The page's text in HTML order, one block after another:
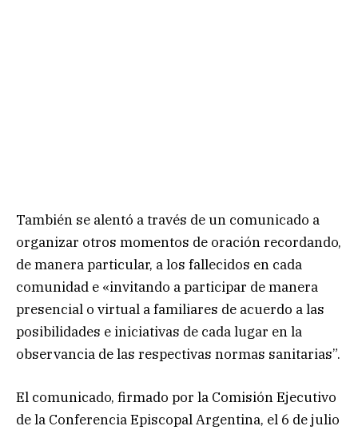
También se alentó a través de un comunicado a
organizar otros momentos de oración recordando,
de manera particular, a los fallecidos en cada
comunidad e «invitando a participar de manera
presencial o virtual a familiares de acuerdo a las
posibilidades e iniciativas de cada lugar en la
observancia de las respectivas normas sanitarias”.
El comunicado, firmado por la Comisión Ejecutivo
de la Conferencia Episcopal Argentina, el 6 de julio